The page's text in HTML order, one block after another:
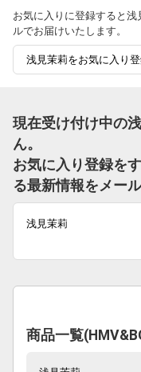
お気に入りに登録すると
ルでお届けいたします。
浅見茉莉をお気に入り
現在受け付け中の
ん。
お気に入り登録を
る最新情報をメー
浅見茉莉
商品一覧